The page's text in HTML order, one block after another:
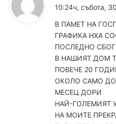
10:24ч, събота,
В ПАМЕТ НА
ГРАФИКА НХА
ПОСЛЕДНО
В НАШИЯТ ДОМ
ПОВЕЧЕ 20
ОКОЛО САМО
МЕСЕЦ ДОРИ
НАЙ-ГОЛЕМИЯТ
НА МОИТЕ